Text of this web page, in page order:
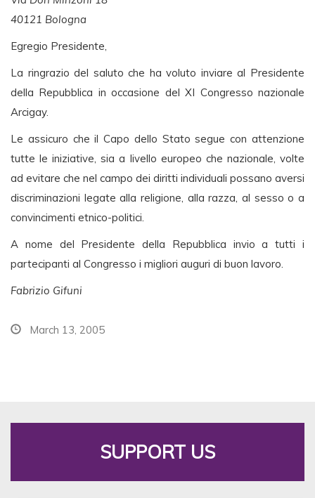
40121 Bologna
Egregio Presidente,
La ringrazio del saluto che ha voluto inviare al Presidente
della Repubblica in occasione del XI Congresso nazionale
Arcigay.
Le assicuro che il Capo dello Stato segue con attenzione
tutte le iniziative, sia a livello europeo che nazionale, volte
ad evitare che nel campo dei diritti individuali possano aversi
discriminazioni legate alla religione, alla razza, al sesso o a
convincimenti etnico-politici.
A nome del Presidente della Repubblica invio a tutti i
partecipanti al Congresso i migliori auguri di buon lavoro.
Fabrizio Gifuni
March 13, 2005
SUPPORT US